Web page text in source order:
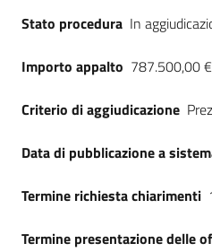
Stato procedura In
Importo appalto 787.500,00 €
Criterio di aggiudicazione
Data di pubblicazione a
Termine richiesta chiarimenti
Termine presentazione delle